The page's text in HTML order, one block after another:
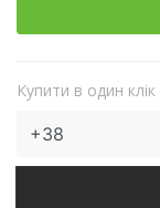
Купити в один клік